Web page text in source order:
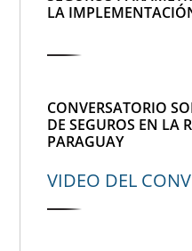
LA
CONVERSATORIO
DE SEGUROS EN LA
PARAGUAY
VIDEO DEL